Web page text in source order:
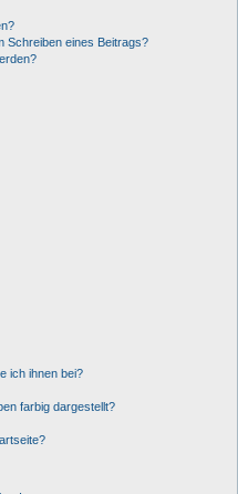
Schreiben eines Beitrags?
ich ihnen bei?
farbig dargestellt?